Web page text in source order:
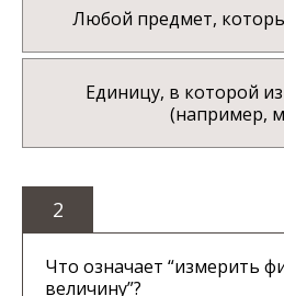
Любой предмет,
Единицу, в которой
(например,
2
Что означает “измерить
величину”?